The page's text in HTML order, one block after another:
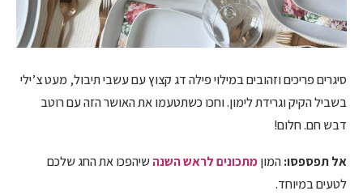
סיגרים פריכים וזהובים במילוי פילה דג קצוץ עם עשבי תיבול, מעט צ’ילי
בשביל הקיק וגרידת לימון. וחכו כשתטעמו את האושר הזה עם רוטב
דבש חם. חלום!
אל תפספסו:המוןמתכונים לראש השנהשיהפכו את החג שלכם
לטעים במיוחד.